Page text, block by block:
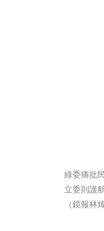
綠委痛批
立委則護
（鏡報林